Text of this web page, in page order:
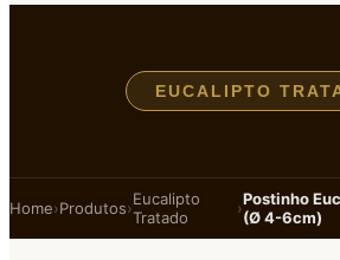
EUCALIPTO
Home›Produtos›Eucalipto
Tratado
›Postinho
(Ø 4-6cm)